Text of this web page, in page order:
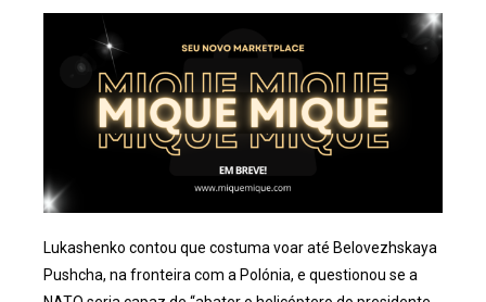
Lukashenko contou que costuma voar até Belovezhskaya
Pushcha, na fronteira com a Polónia, e questionou se a